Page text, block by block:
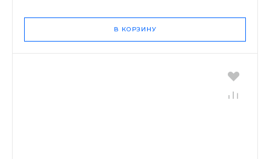
В КОРЗИНУ